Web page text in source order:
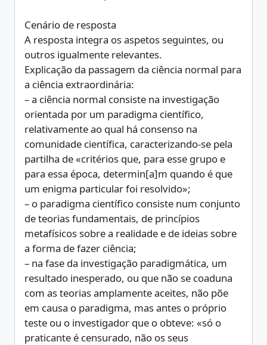
Cenário de resposta
A resposta integra os aspetos seguintes, ou
outros igualmente relevantes.
Explicação da passagem da ciência normal para
a ciência extraordinária:
– a ciência normal consiste na investigação
orientada por um paradigma científico,
relativamente ao qual há consenso na
comunidade científica, caracterizando-se pela
partilha de «critérios que, para esse grupo e
para essa época, determin[a]m quando é que
um enigma particular foi resolvido»;
– o paradigma científico consiste num conjunto
de teorias fundamentais, de princípios
metafísicos sobre a realidade e de ideias sobre
a forma de fazer ciência;
– na fase da investigação paradigmática, um
resultado inesperado, ou que não se coaduna
com as teorias amplamente aceites, não põe
em causa o paradigma, mas antes o próprio
teste ou o investigador que o obteve: «só o
praticante é censurado, não os seus